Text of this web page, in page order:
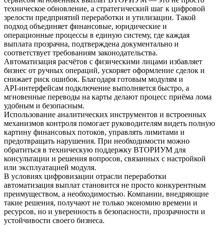
техническое обновление, а стратегический шаг к цифровой
зрелости предприятий переработки и утилизации. Такой
подход объединяет финансовые, юридические и
операционные процессы в единую систему, где каждая
выплата прозрачна, подтверждена документально и
соответствует требованиям законодательства.
Автоматизация расчётов с физическими лицами избавляет
бизнес от ручных операций, ускоряет оформление сделок и
снижает риск ошибок. Благодаря готовым модулям и
API‑интерфейсам подключение выполняется быстро, а
мгновенные переводы на карты делают процесс приёма лома
удобным и безопасным.
Использование аналитических инструментов и встроенных
механизмов контроля помогает руководителям видеть полную
картину финансовых потоков, управлять лимитами и
предотвращать нарушения. При необходимости можно
обратиться в техническую поддержку ВТОРИУМ для
консультации и решения вопросов, связанных с настройкой
или эксплуатацией модуля.
В условиях цифровизации отрасли переработки
автоматизация выплат становится не просто конкурентным
преимуществом, а необходимостью. Компании, внедряющие
такие решения, получают не только экономию времени и
ресурсов, но и уверенность в безопасности, прозрачности и
устойчивости своего бизнеса.